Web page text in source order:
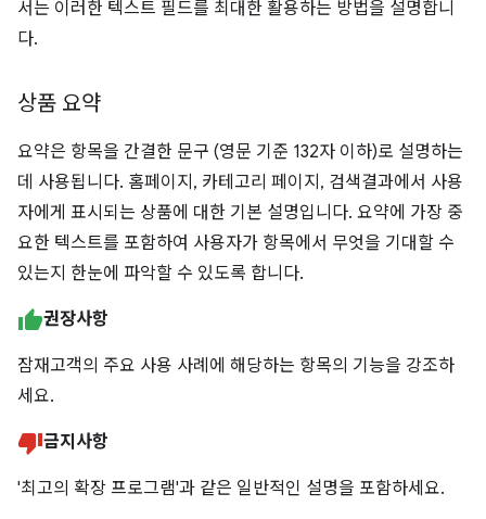
서는 이러한 텍스트 필드를 최대한 활용하는 방법을 설명합니
다.
상품 요약
요약은 항목을 간결한 문구 (영문 기준 132자 이하)로 설명하는
데 사용됩니다. 홈페이지, 카테고리 페이지, 검색결과에서 사용
자에게 표시되는 상품에 대한 기본 설명입니다. 요약에 가장 중
요한 텍스트를 포함하여 사용자가 항목에서 무엇을 기대할 수
있는지 한눈에 파악할 수 있도록 합니다.
권장사항
잠재고객의 주요 사용 사례에 해당하는 항목의 기능을 강조하
세요.
금지사항
'최고의 확장 프로그램'과 같은 일반적인 설명을 포함하세요.